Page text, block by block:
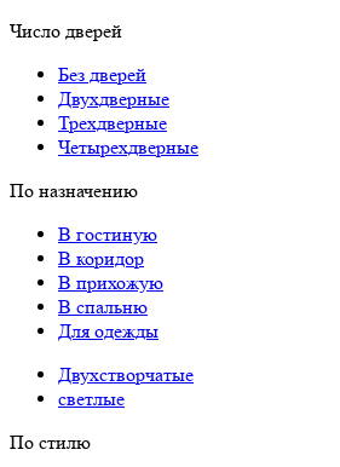
Число дверей
Без дверей
Двухдверные
Трехдверные
Четырехдверные
По назначению
В гостиную
В коридор
В прихожую
В спальню
Для одежды
Двухстворчатые
светлые
По стилю